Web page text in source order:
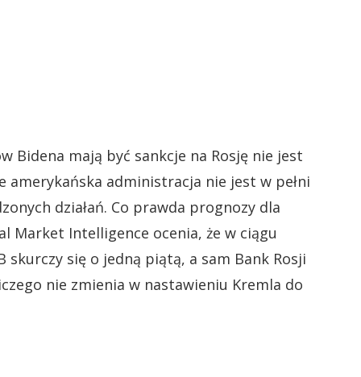
Bidena mają być sankcje na Rosję nie jest
amerykańska administracja nie jest w pełni
działań. Co prawda prognozy dla
Market Intelligence ocenia, że w ciągu
się o jedną piątą, a sam Bank Rosji
nie zmienia w nastawieniu Kremla do